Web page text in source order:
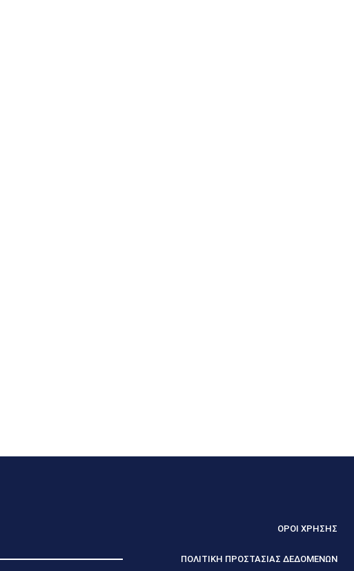
ΟΡΟΙ ΧΡΗΣΗΣ
ΠΟΛΙΤΙΚΗ ΠΡΟΣΤΑΣΙΑΣ ΔΕΔΟΜΕΝΩΝ